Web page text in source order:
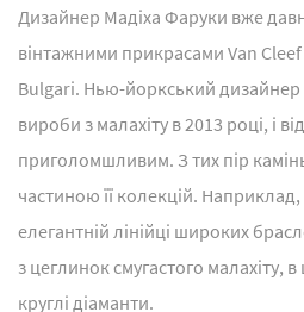
Дизайнер Мадіха Фаруки вже
вінтажними прикрасами Van Cleef
Bulgari. Нью-йоркський дизайнер
вироби з малахіту в 2013 році, і
приголомшливим. З тих пір
частиною її колекцій.
елегантній лінійці широких
з цеглинок смугастого малахіту, в
круглі діаманти.